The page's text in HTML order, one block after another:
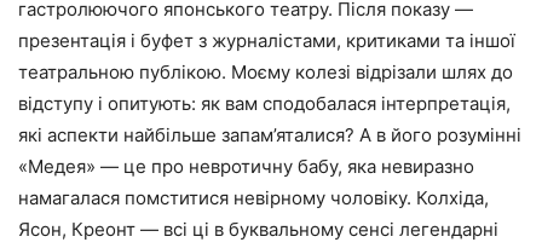
гастролюючого японського театру. Після показу —
презентація і буфет з журналістами, критиками та іншої
театральною публікою. Моєму колезі відрізали шлях до
відступу і опитують: як вам сподобалася інтерпретація,
які аспекти найбільше запам’яталися? А в його розумінні
«Медея» — це про невротичну бабу, яка невиразно
намагалася помститися невірному чоловіку. Колхіда,
Ясон, Креонт — всі ці в буквальному сенсі легендарні